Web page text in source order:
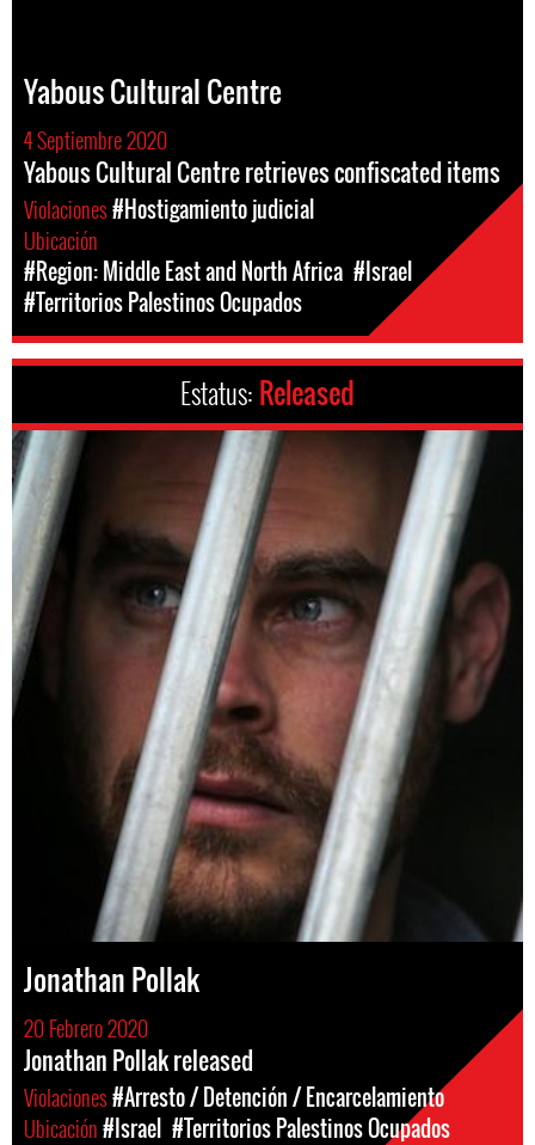
Yabous Cultural Centre
4 Septiembre 2020
Yabous Cultural Centre retrieves confiscated items
Violaciones#Hostigamiento judicial
Ubicación
#Region: Middle East and North Africa #Israel
#Territorios Palestinos Ocupados
Estatus: Released
Jonathan Pollak
20 Febrero 2020
Jonathan Pollak released
Violaciones#Arresto / Detención / Encarcelamiento
Ubicación#Israel #Territorios Palestinos Ocupados